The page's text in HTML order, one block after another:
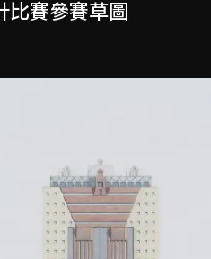
比賽參賽草圖